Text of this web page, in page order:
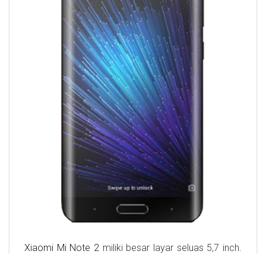
Xiaomi Mi Note 2 miliki besar layar seluas 5,7 inch.